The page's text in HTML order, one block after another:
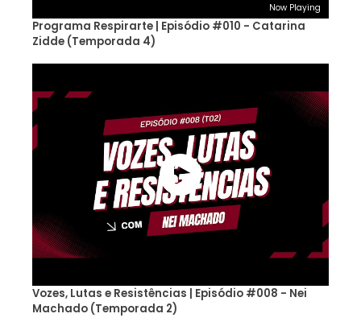
Now Playing
Programa Respirarte | Episódio #010 - Catarina
Zidde (Temporada 4)
Vozes, Lutas e Resistências | Episódio #008 - Nei
Machado (Temporada 2)